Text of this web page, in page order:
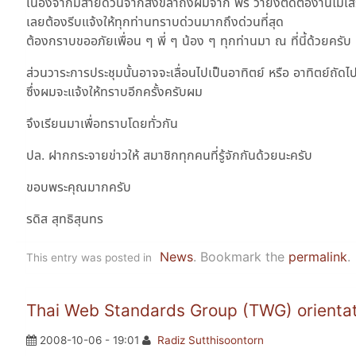
เลยต้องรีบแจ้งให้ทุกท่านทราบด่วนมากถึงด่วนที่สุด
ต้องกราบขออภัยเพื่อน ๆ พี่ ๆ น้อง ๆ ทุกท่านมา ณ ที่นี้ด้วยครับ
ส่วนวาระการประชุมนั้นอาจจะเลื่อนไปเป็นอาทิตย์ หรือ อาทิตย์ถัดไ
ซึ่งผมจะแจ้งให้ทราบอีกครั้งครับผม
จึงเรียนมาเพื่อทราบโดยทั่วกัน
ปล. ฝากกระจายข่าวให้ สมาชิกทุกคนที่รู้จักกันด้วยนะครับ
ขอบพระคุณมากครับ
รดิส สุทธิสุนทร
This entry was posted in News. Bookmark the permalink.
Thai Web Standards Group (TWG)
2008-10-06 - 19:01 Radiz Sutthisoontorn